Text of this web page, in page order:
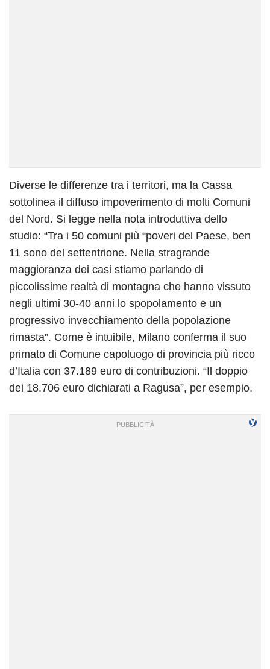
Diverse le differenze tra i territori, ma la Cassa
sottolinea il diffuso impoverimento di molti Comuni
del Nord. Si legge nella nota introduttiva dello
studio: “Tra i 50 comuni più “poveri del Paese, ben
11 sono del settentrione. Nella stragrande
maggioranza dei casi stiamo parlando di
piccolissime realtà di montagna che hanno vissuto
negli ultimi 30-40 anni lo spopolamento e un
progressivo invecchiamento della popolazione
rimasta”. Come è intuibile, Milano conferma il suo
primato di Comune capoluogo di provincia più ricco
d’Italia con 37.189 euro di contribuzioni. “Il doppio
dei 18.706 euro dichiarati a Ragusa”, per esempio.